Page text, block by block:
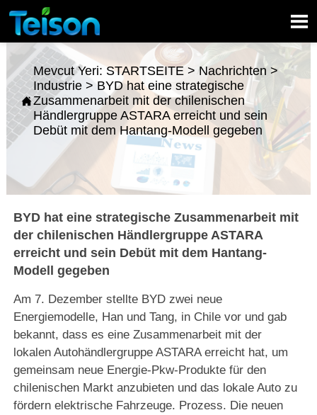


Mevcut Yeri: STARTSEITE>Nachrichten >
Industrie> BYD hat eine strategische
Zusammenarbeit mit der chilenischen
Händlergruppe ASTARA erreicht und sein
Debüt mit dem Hantang-Modell gegeben
BYD hat eine strategische Zusammenarbeit mit
der chilenischen Händlergruppe ASTARA
erreicht und sein Debüt mit dem Hantang-
Modell gegeben
Am 7. Dezember stellte BYD zwei neue
Energiemodelle, Han und Tang, in Chile vor und gab
bekannt, dass es eine Zusammenarbeit mit der
lokalen Autohändlergruppe ASTARA erreicht hat, um
gemeinsam neue Energie-Pkw-Produkte für den
chilenischen Markt anzubieten und das lokale Auto zu
fördern elektrische Fahrzeuge. Prozess. Die neuen